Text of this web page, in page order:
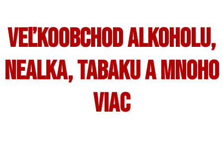
VEĽKOOBCHOD ALKOHOLU,
NEALKA, TABAKU A MNOHO
VIAC